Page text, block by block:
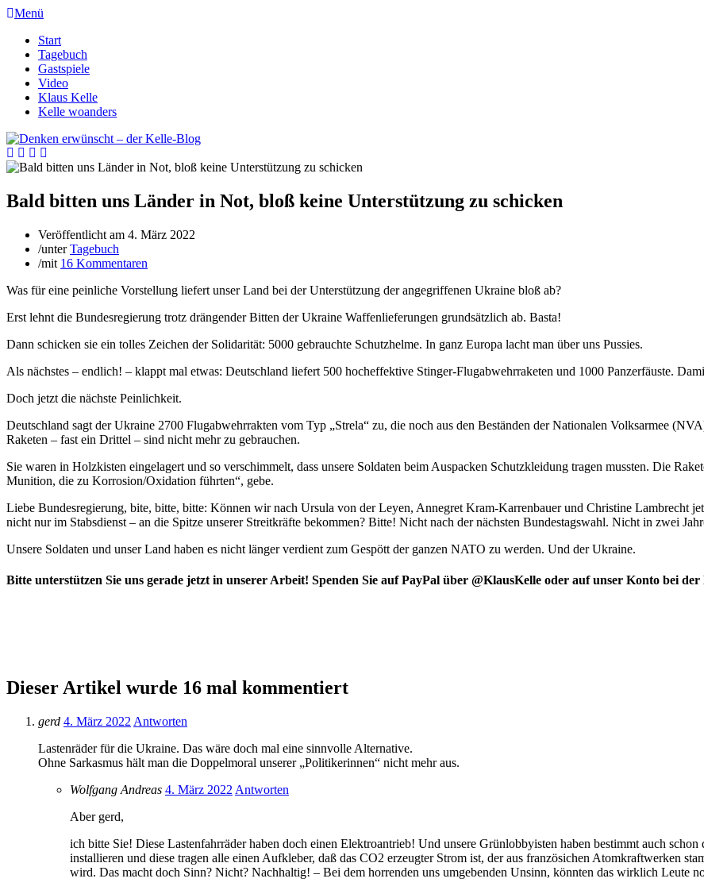
Menü
Start
Tagebuch
Gastspiele
Video
Klaus Kelle
Kelle woanders
Bald bitten uns Länder in Not, bloß keine Unterstützung zu schicken
Veröffentlicht am 4. März 2022
/unterTagebuch
/mit 16 Kommentaren
Was für eine peinliche Vorstellung liefert unser Land bei der Unterstützung der angegriffenen Ukraine bloß ab?
Erst lehnt die Bundesregierung trotz drängender Bitten der Ukraine Waffenlieferungen grundsätzlich ab. Basta!
Dann schicken sie ein tolles Zeichen der Solidarität: 5000 gebrauchte Schutzhelme. In ganz Europa lacht man über uns Pussies.
Als nächstes – endlich! – klappt mal etwas: Deutschland liefert 500 hocheffektive Stinger-Flugabwehrraketen und 1000 Panzerfäuste.
Doch jetzt die nächste Peinlichkeit.
Deutschland sagt der Ukraine 2700 Flugabwehrrakten vom Typ „Strela“ zu, die noch aus den Beständen der Nationalen Volksarmee
Raketen – fast ein Drittel – sind nicht mehr zu gebrauchen.
Sie waren in Holzkisten eingelagert und so verschimmelt, dass unsere Soldaten beim Auspacken Schutzkleidung tragen mussten. Die
Munition, die zu Korrosion/Oxidation führten“, gebe.
Liebe Bundesregierung, bite, bitte, bitte: Können wir nach Ursula von der Leyen, Annegret Kram-Karrenbauer und Christine Lambrecht
nicht nur im Stabsdienst – an die Spitze unserer Streitkräfte bekommen? Bitte! Nicht nach der nächsten Bundestagswahl. Nicht in zwei
Unsere Soldaten und unser Land haben es nicht länger verdient zum Gespött der ganzen NATO zu werden. Und der Ukraine.
Bitte unterstützen Sie uns gerade jetzt in unserer Arbeit! Spenden Sie auf PayPal über @KlausKelle oder auf unser Konto bei
Dieser Artikel wurde 16 mal kommentiert
gerd 4. März 2022 Antworten
Lastenräder für die Ukraine. Das wäre doch mal eine sinnvolle Alternative.
Ohne Sarkasmus hält man die Doppelmoral unserer „Politikerinnen“ nicht mehr aus.
Wolfgang Andreas 4. März 2022 Antworten
Aber gerd,
ich bitte Sie! Diese Lastenfahrräder haben doch einen Elektroantrieb! Und unsere Grünlobbyisten haben bestimmt auch
installieren und diese tragen alle einen Aufkleber, daß das CO2 erzeugter Strom ist, der aus französichen Atomkraftwerken
wird. Das macht doch Sinn? Nicht? Nachhaltig! – Bei dem horrenden uns umgebenden Unsinn, könnten das wirklich Leute